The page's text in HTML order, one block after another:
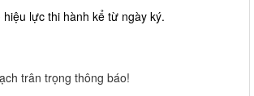
lực thi hành kể từ ngày ký.
trân trọng thông báo!